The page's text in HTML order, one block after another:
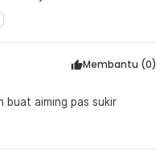
Membantu (0)
buat aiming pas sukir